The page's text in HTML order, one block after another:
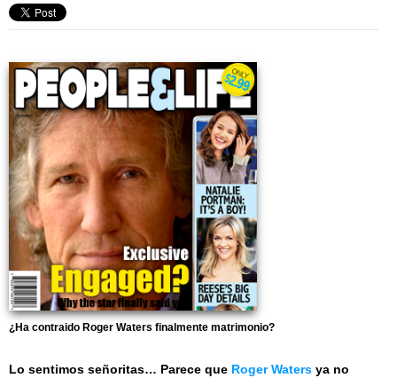
¿Ha contraido Roger Waters finalmente matrimonio?
Lo sentimos señoritas… Parece que Roger Waters ya no